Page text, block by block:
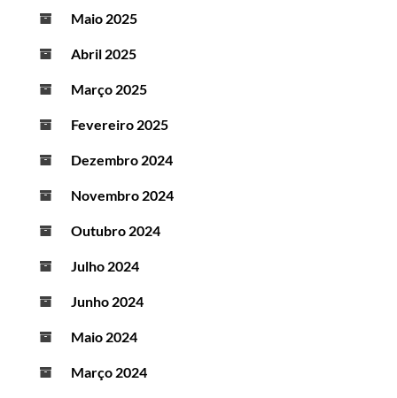
Maio 2025
Abril 2025
Março 2025
Fevereiro 2025
Dezembro 2024
Novembro 2024
Outubro 2024
Julho 2024
Junho 2024
Maio 2024
Março 2024